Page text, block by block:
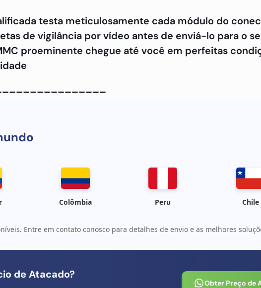
testa meticulosamente cada módulo do
de vigilância por vídeo antes de enviá-lo para o
proeminente chegue até você em perfeitas
Colômbia Peru Chile
Entre em contato conosco para detalhes de envio e as melhores
de Atacado?
Obter Preço de